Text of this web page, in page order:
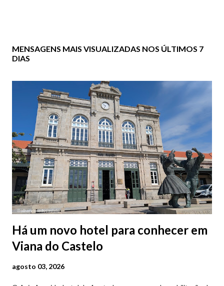
MENSAGENS MAIS VISUALIZADAS NOS ÚLTIMOS 7
DIAS
Há um novo hotel para conhecer em
Viana do Castelo
agosto 03, 2026